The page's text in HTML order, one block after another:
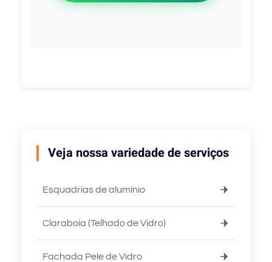
Veja nossa variedade de serviços
Esquadrias de alumínio
Claraboia (Telhado de Vidro)
Fachada Pele de Vidro